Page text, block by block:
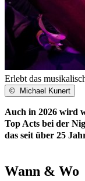
Erlebt das
© Michael Kunert
Auch in 2026 wird
Top Acts bei der
das seit über 25
Wann & Wo